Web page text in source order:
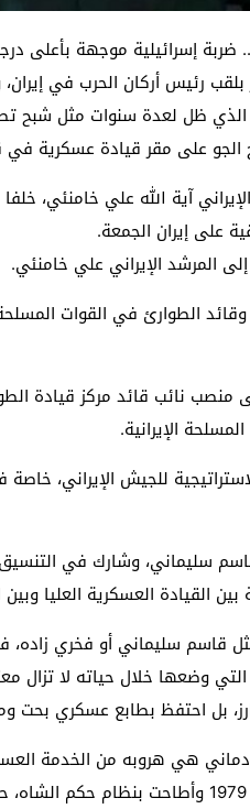
ضربة إسرائيلية موجهة
بلقب رئيس أركان الحرب في
ظل لعدة سنوات مثل شبح
الجو على مقر قيادة عسكرية
آية الله علي خامنئي،
على إيران الجمعة.
المرشد الإيراني علي خامنئي.
الطوارئ في القوات
نائب قائد مركز قيادة
الإيرانية.
للجيش الإيراني،
سليماني، وشارك في التنسيق
بين القيادة العسكرية العليا
قاسم سليماني أو فخري
وضعها خلال حياته لا تزال
بل احتفظ بطابع عسكري بحت